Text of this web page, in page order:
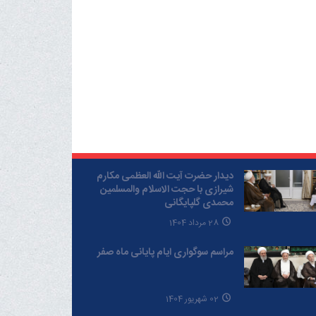
دیدار حضرت آیت الله العظمی مکارم
شیرازی با حجت الاسلام والمسلمین
محمدی گلپایگانی
28 مرداد 1404
مراسم سوگواری ایام پایانی ماه صفر
02 شهریور 1404